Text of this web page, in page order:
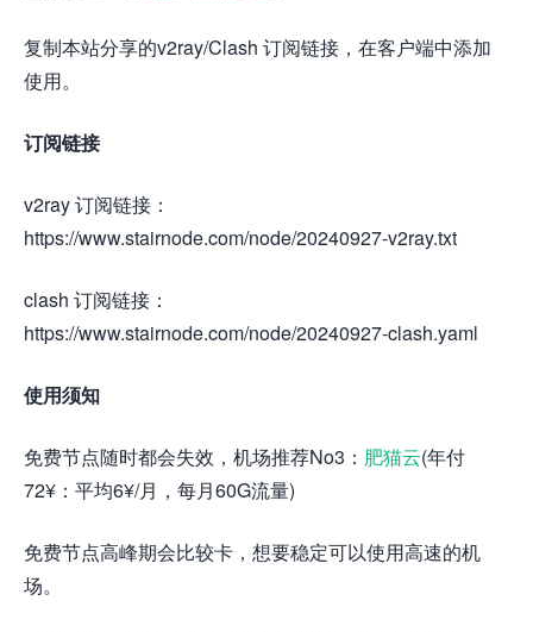
复制本站分享的v2ray/Clash 订阅链接，在客户端中添加
使用。
订阅链接
v2ray 订阅链接：
https://www.stairnode.com/node/20240927-v2ray.txt
clash 订阅链接：
https://www.stairnode.com/node/20240927-clash.yaml
使用须知
免费节点随时都会失效，机场推荐No3： 肥猫云(年付
72¥：平均6¥/月，每月60G流量)
免费节点高峰期会比较卡，想要稳定可以使用高速的机
场。